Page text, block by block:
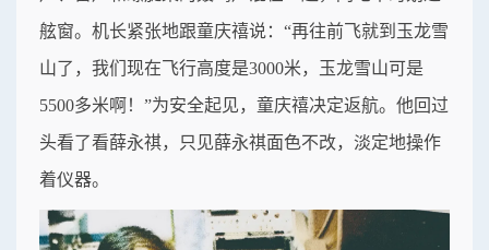
舷窗。机长紧张地跟童庆禧说：“再往前飞就到玉龙雪
山了，我们现在飞行高度是3000米，玉龙雪山可是
5500多米啊！”为安全起见，童庆禧决定返航。他回过
头看了看薛永祺，只见薛永祺面色不改，淡定地操作
着仪器。